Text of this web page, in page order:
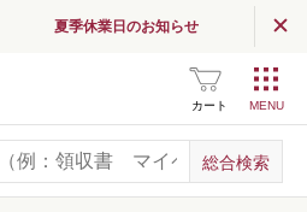
夏季休業日のお知らせ
カート